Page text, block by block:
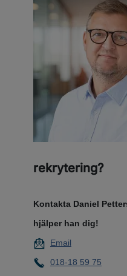
rekrytering?
Kontakta Daniel
hjälper han dig!
Email
018-18 59 75